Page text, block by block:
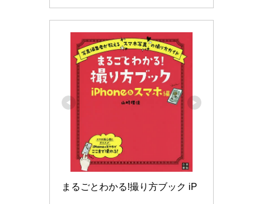
まるごとわかる!撮り方ブック iP